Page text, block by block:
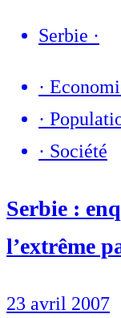
Serbie ·
·
·
· Société
Serbie :
l’extrême
23 avril 2007